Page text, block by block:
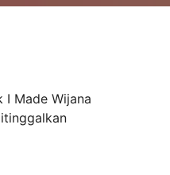
I Made Wijana